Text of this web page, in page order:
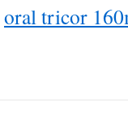
oral tricor